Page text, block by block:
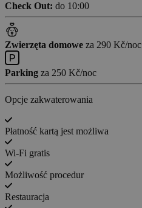
Check Out: do 10:00
Zwierzęta domowe za 290 Kč/noc
Parking za 250 Kč/noc
Opcje zakwaterowania
Płatność kartą jest możliwa
Wi-Fi gratis
Możliwość procedur
Restauracja